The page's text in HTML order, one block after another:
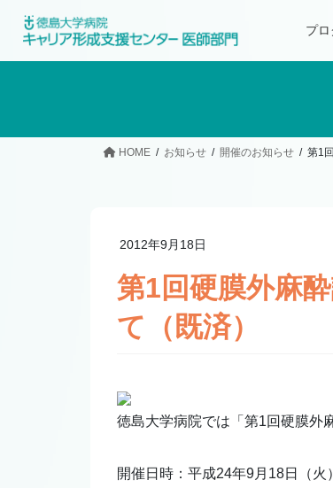
プ
HOME お知らせ 開催のお知らせ 第1
2012年9月18日
第1回硬膜外麻
て（既済）
徳島大学病院では「第1回硬膜外
開催日時：平成24年9月18日（火